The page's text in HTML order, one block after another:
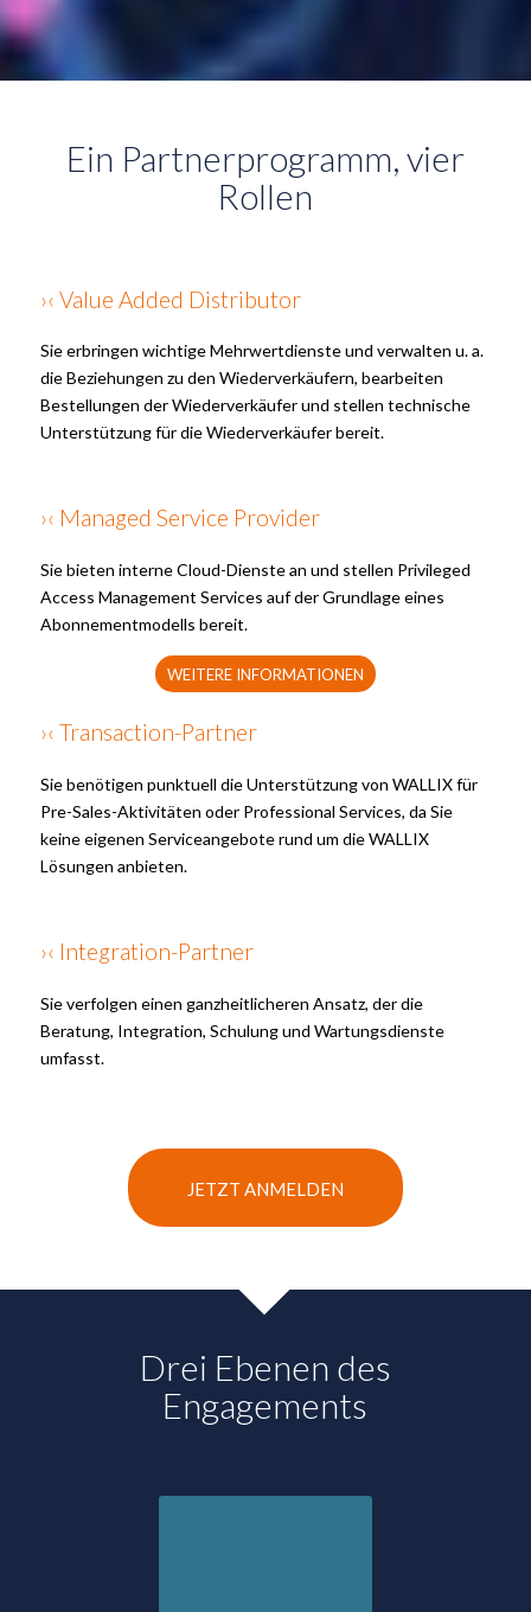
Ein Partnerprogramm, vier
Rollen
›‹ Value Added Distributor
Sie erbringen wichtige Mehrwertdienste und verwalten u. a.
die Beziehungen zu den Wiederverkäufern, bearbeiten
Bestellungen der Wiederverkäufer und stellen technische
Unterstützung für die Wiederverkäufer bereit.
›‹ Managed Service Provider
Sie bieten interne Cloud-Dienste an und stellen Privileged
Access Management Services auf der Grundlage eines
Abonnementmodells bereit.
WEITERE INFORMATIONEN
›‹ Transaction-Partner
Sie benötigen punktuell die Unterstützung von WALLIX für
Pre-Sales-Aktivitäten oder Professional Services, da Sie
keine eigenen Serviceangebote rund um die WALLIX
Lösungen anbieten.
›‹ Integration-Partner
Sie verfolgen einen ganzheitlicheren Ansatz, der die
Beratung, Integration, Schulung und Wartungsdienste
umfasst.
JETZT ANMELDEN
Drei Ebenen des
Engagements